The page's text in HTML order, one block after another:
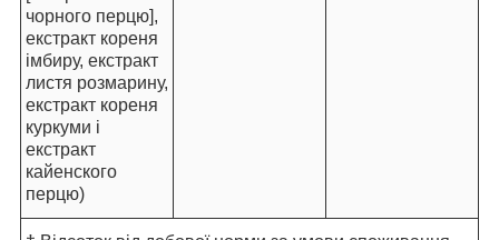
чорного перцю],
екстракт кореня
імбиру, екстракт
листя розмарину,
екстракт кореня
куркуми і
екстракт
кайенского
перцю)